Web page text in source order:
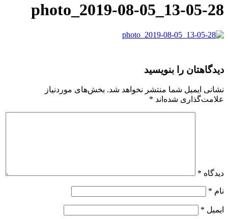
photo_2019-08-05_13-05-28
دیدگاهتان را بنویسید
نشانی ایمیل شما منتشر نخواهد شد. بخش‌های موردنیاز
علامت‌گذاری شده‌اند *
دیدگاه *
نام *
ایمیل *